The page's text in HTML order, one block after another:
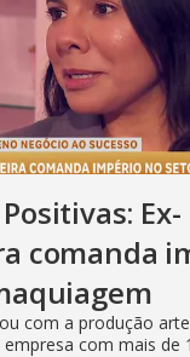
Ex-
comanda
com a produção
com mais de